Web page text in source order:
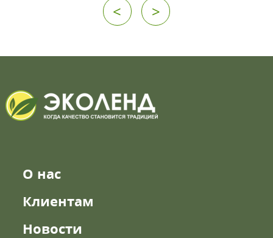
< >
О нас
Клиентам
Новости